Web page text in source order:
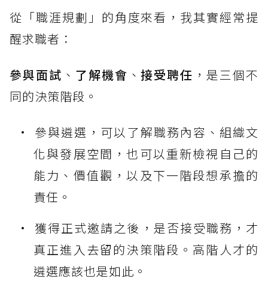
從「職涯規劃」的角度來看，我其實經常提
醒求職者：
參與面試 、 了解機會 、接受聘任 ，是三個不
同的決策階段。
參與遴選，可以了解職務內容、組織文
化與發展空間，也可以重新檢視自己的
能力、價值觀，以及下一階段想承擔的
責任。
獲得正式邀請之後，是否接受職務，才
真正進入去留的決策階段。高階人才的
遴選應該也是如此。